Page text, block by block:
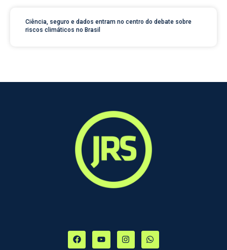
Ciência, seguro e dados entram no centro do debate sobre
riscos climáticos no Brasil